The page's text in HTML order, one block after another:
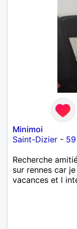
Minimoi
Saint-Dizier -
Recherche
sur rennes car
vacances et l